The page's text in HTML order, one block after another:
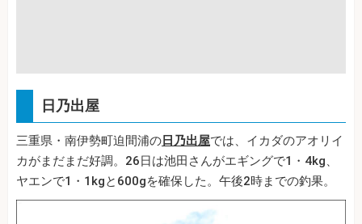
日乃出屋
三重県・南伊勢町迫間浦の 日乃出屋では、イカダのアオリイ
カがまだまだ好調。26日は池田さんがエギングで1・4kg、
ヤエンで1・1kgと600gを確保した。午後2時までの釣果。